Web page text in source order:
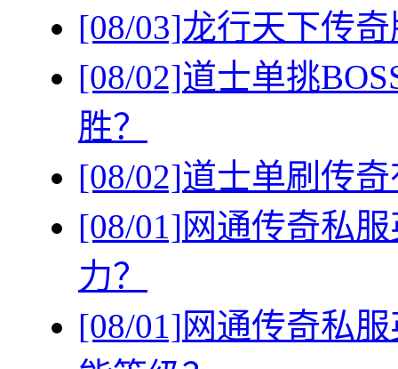
[08/03]龙行天下传
[08/02]道士单挑
胜？
[08/02]道士单刷传
[08/01]网通传奇私
力？
[08/01]网通传奇私